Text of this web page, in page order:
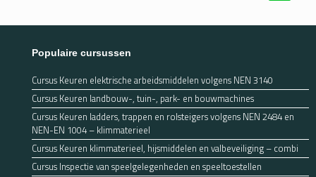
Populaire cursussen
Cursus Keuren elektrische arbeidsmiddelen volgens NEN 3140
Cursus Keuren landbouw-, tuin-, park- en bouwmachines
Cursus Keuren ladders, trappen en rolsteigers volgens NEN 2484 en
NEN-EN 1004 – klimmaterieel
Cursus Keuren klimmaterieel, hijsmiddelen en valbeveiliging – combi
Cursus Inspectie van speelgelegenheden en speeltoestellen